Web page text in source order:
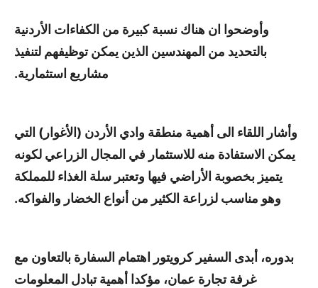
وأوضحوا ان هناك نسبة كبيرة من الكفاءات الأردنية
بالتحديد من المهندسين الذين يمكن توظيفهم لتنفيذ
مشاريع استثمارية.
وأشار اللقاء الى أهمية منطقة وادي الأردن (الأغوار) التي
يمكن الاستفادة منه للاستثمار في المجال الزراعي لكونه
يتميز بخصوبة الأراضي فيها وتعتبر سلة الغذاء للمملكة
وهو مناسب لزراعة الكثير من أنواع الخضار والفواكه.
بدوره، أبدى السفير كرويتور اهتمام السفارة بالتعاون مع
غرفة تجارة عمان، مؤكدا أهمية تبادل المعلومات